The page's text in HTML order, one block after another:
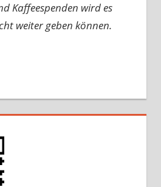
Kaffeespenden wird es
weiter geben können.